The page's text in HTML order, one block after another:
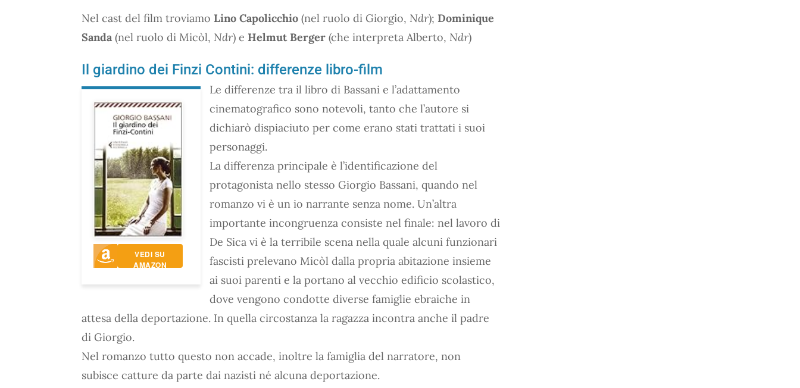
Nel cast del film troviamo Lino Capolicchio (nel ruolo di Giorgio, Ndr); Dominique
Sanda (nel ruolo di Micòl, Ndr) e Helmut Berger (che interpreta Alberto, Ndr)
Il giardino dei Finzi Contini: differenze libro-film
VEDI SU
AMAZON
Le differenze tra il libro di Bassani e l’adattamento
cinematografico sono notevoli, tanto che l’autore si
dichiarò dispiaciuto per come erano stati trattati i suoi
personaggi.
La differenza principale è l’identificazione del
protagonista nello stesso Giorgio Bassani, quando nel
romanzo vi è un io narrante senza nome. Un’altra
importante incongruenza consiste nel finale: nel lavoro di
De Sica vi è la terribile scena nella quale alcuni funzionari
fascisti prelevano Micòl dalla propria abitazione insieme
ai suoi parenti e la portano al vecchio edificio scolastico,
dove vengono condotte diverse famiglie ebraiche in
attesa della deportazione. In quella circostanza la ragazza incontra anche il padre
di Giorgio.
Nel romanzo tutto questo non accade, inoltre la famiglia del narratore, non
subisce catture da parte dai nazisti né alcuna deportazione.